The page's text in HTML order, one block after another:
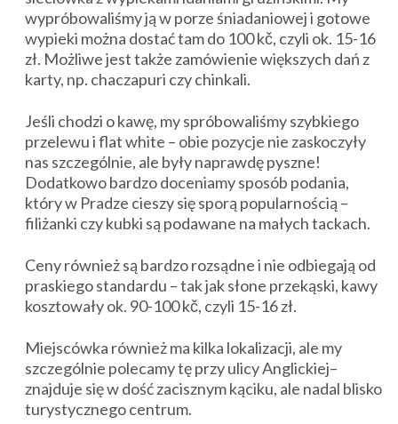
wypróbowaliśmy ją w porze śniadaniowej i gotowe
wypieki można dostać tam do 100 kč, czyli ok. 15-16
zł. Możliwe jest także zamówienie większych dań z
karty, np. chaczapuri czy chinkali.
Jeśli chodzi o kawę, my spróbowaliśmy szybkiego
przelewu i flat white – obie pozycje nie zaskoczyły
nas szczególnie, ale były naprawdę pyszne!
Dodatkowo bardzo doceniamy sposób podania,
który w Pradze cieszy się sporą popularnością –
filiżanki czy kubki są podawane na małych tackach.
Ceny również są bardzo rozsądne i nie odbiegają od
praskiego standardu – tak jak słone przekąski, kawy
kosztowały ok. 90-100 kč, czyli 15-16 zł.
Miejscówka również ma kilka lokalizacji, ale my
szczególnie polecamy tę przy ulicy Anglickiej–
znajduje się w dość zacisznym kąciku, ale nadal blisko
turystycznego centrum.